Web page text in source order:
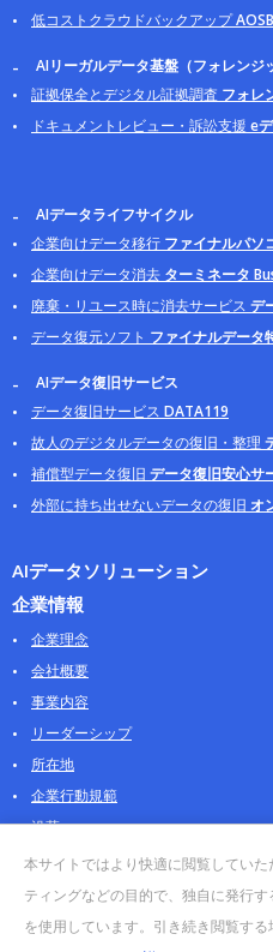
低コストクラウドバックアップ
AIリーガルデータ基盤（フォレンジ
証拠保全とデジタル証拠調査 フォレ
ドキュメントレビュー・訴訟支援 e
AIデータライフサイクル
企業向けデータ移行 ファイナルパソ
企業向けデータ消去 ターミネータ
廃棄・リユース時に消去サービス デ
データ復元ソフト ファイナルデータ
AIデータ復旧サービス
データ復旧サービス DATA119
故人のデジタルデータの復旧・整理
補償型データ復旧 データ復旧安心サ
外部に持ち出せないデータの復旧 オ
AIデータソリューション
企業情報
企業理念
会社概要
事業内容
リーダーシップ
所在地
企業行動規範
沿革
採用情報
パートナー
お問合せ・販売
本サイトではより快適に閲覧してい
ティングなどの目的で、独自に発行
を使用しています。引き続き閲覧す